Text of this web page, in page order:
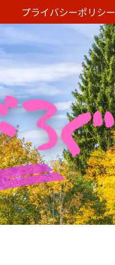
プライバシーポリシー